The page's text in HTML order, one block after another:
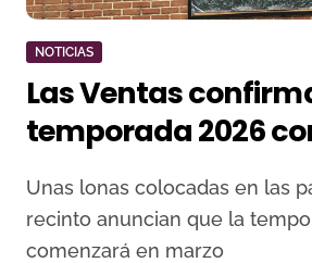
NOTICIAS
Las Ventas
temporada 2026
en marzo pese a
Unas lonas colocadas en las paredes del
recinto anuncian que la
comenzará en marzo